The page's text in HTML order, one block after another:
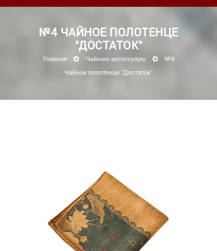
№4 ЧАЙНОЕ ПОЛОТЕНЦЕ
"ДОСТАТОК"
Главная Чайные аксессуары
№4
Чайное полотенце "Достаток"